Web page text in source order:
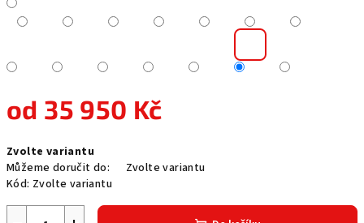
od 35 950 Kč
cena:
Zvolte variantu
Můžeme doručit do:
Zvolte variantu
Kód: Zvolte variantu